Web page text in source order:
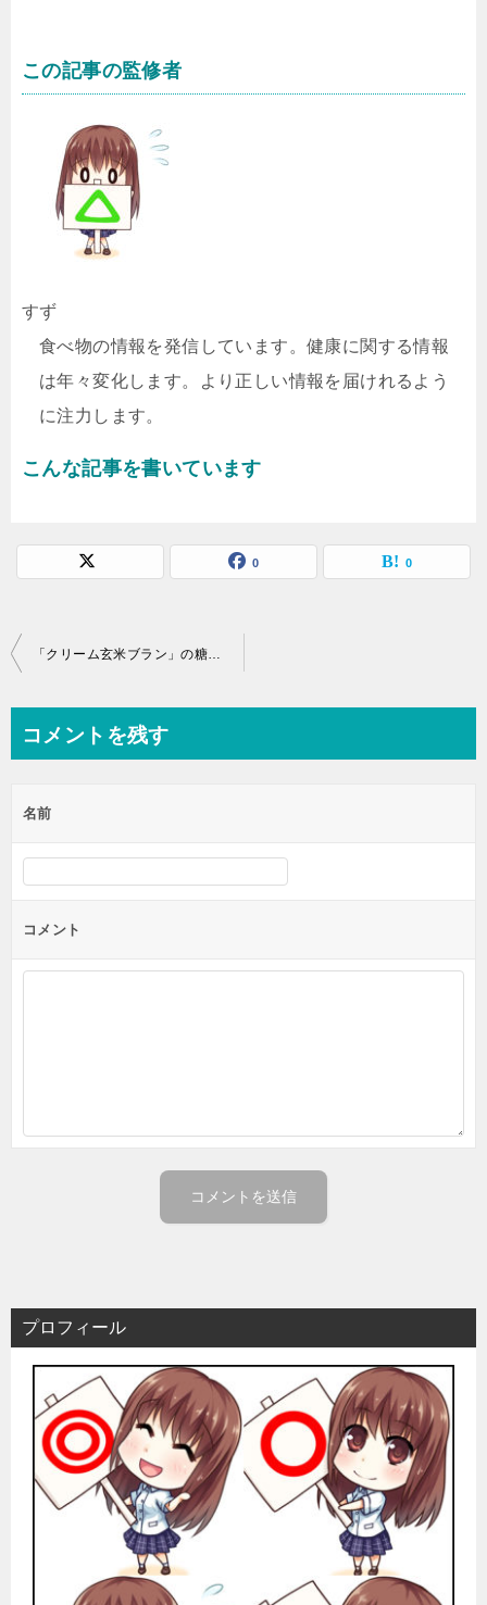
この記事の監修者
すず
食べ物の情報を発信しています。健康に関する情報
は年々変化します。より正しい情報を届けれるよう
に注力します。
こんな記事を書いています
0 0
投
ビ
ー
シ
ン
「クリーム玄米ブラン」の糖質、カロリー全種類まとめ！
コメントを残す
名前
コメント
プロフィール